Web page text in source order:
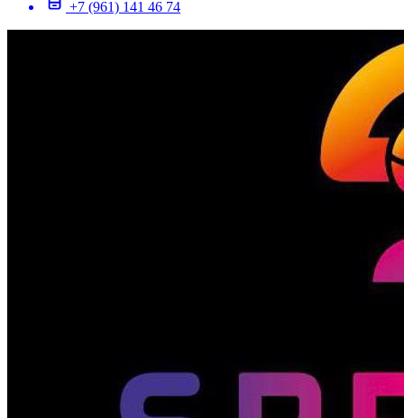
+7 (961) 141 46 74